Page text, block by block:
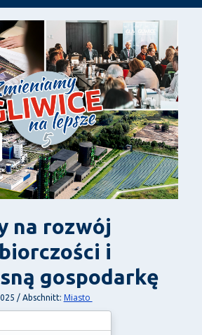
na rozwój
i
gospodarkę
/ Abschnitt: Miasto